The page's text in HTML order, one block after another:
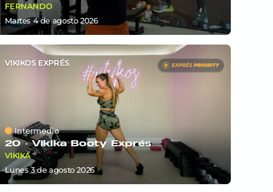
FERNANDO
martes 4deagosto 2026
VIKIKOS EXPRÉS
Intermedio
20 ·Vikika Booty Exprés
VIKIKA
lunes 3deagosto 2026